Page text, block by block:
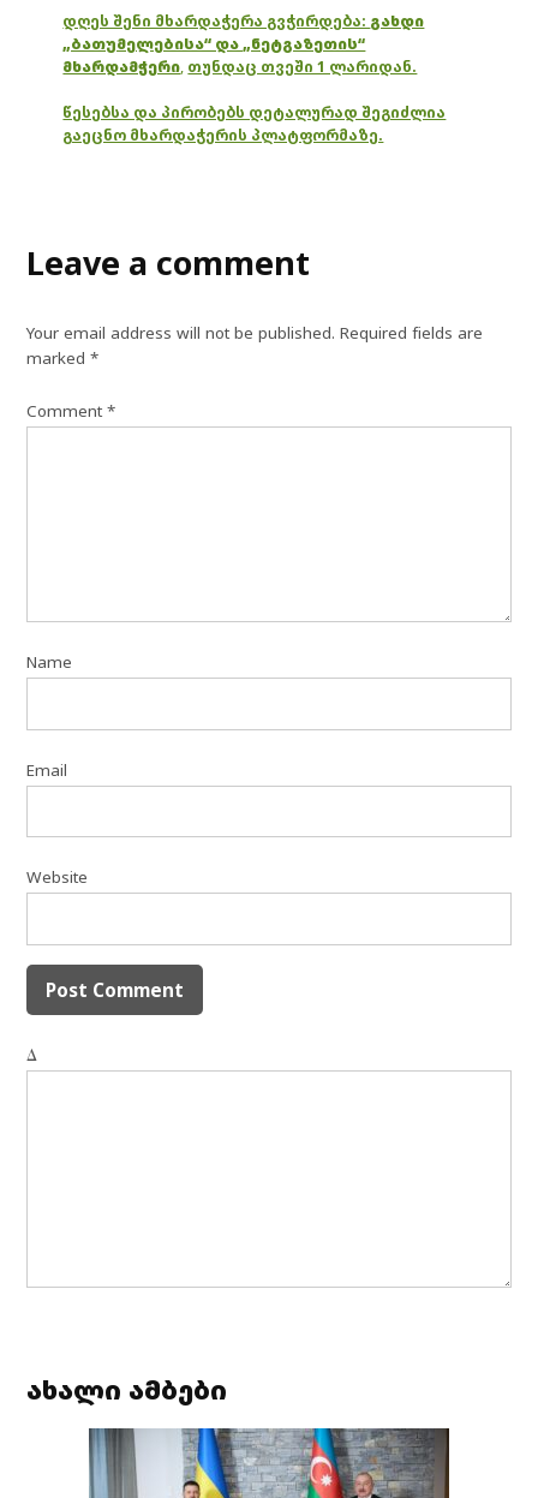
დღეს შენი მხარდაჭერა გვჭირდება: გახდი
„ბათუმელებისა“ და „ნეტგაზეთის“
მხარდამჭერი, თუნდაც თვეში 1 ლარიდან.
წესებსა და პირობებს დეტალურად შეგიძლია
გაეცნო მხარდაჭერის პლატფორმაზე.
Leave a comment
Your email address will not be published. Required fields are
marked*
Comment*
Name
Email
Website
Δ
ახალი ამბები